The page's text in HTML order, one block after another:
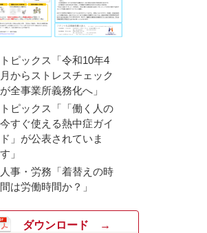
トピックス「令和10年4
月からストレスチェック
が全事業所義務化へ」
トピックス「「働く人の
今すぐ使える熱中症ガイ
ド」が公表されていま
す」
人事・労務「着替えの時
間は労働時間か？」
ダウンロード